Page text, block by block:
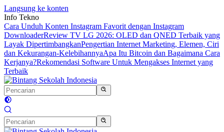
Langsung ke konten
Info Tekno
Cara Unduh Konten Instagram Favorit dengan Instagram
DownloaderReview TV LG 2026: OLED dan QNED Terbaik yang
Layak DipertimbangkanPengertian Internet Marketing, Elemen, Ciri
dan Kekurangan-KelebihannyaApa Itu Bitcoin dan Bagaimana Cara
Kerjanya?Rekomendasi Software Untuk Mengakses Internet yang
Terbaik